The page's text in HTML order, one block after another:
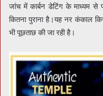
जांच में कार्बन डेटिंग के माध्यम से
कितना पुराना है।यह नर कंकाल
भी पूछताछ की जा रही है।